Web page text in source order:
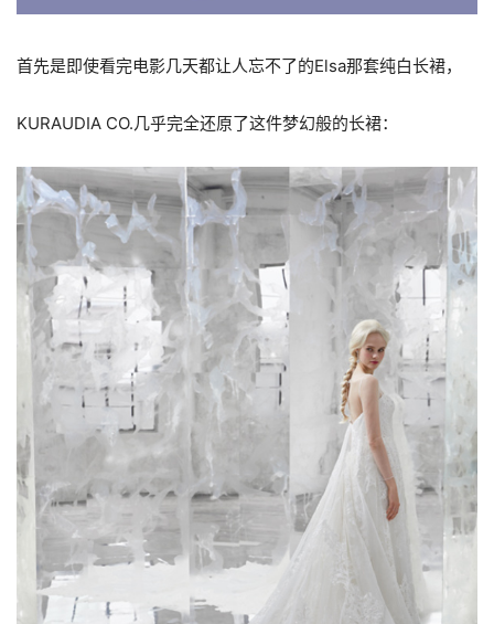
首先是即使看完电影几天都让人忘不了的Elsa那套纯白长裙，
KURAUDIA CO.几乎完全还原了这件梦幻般的长裙：